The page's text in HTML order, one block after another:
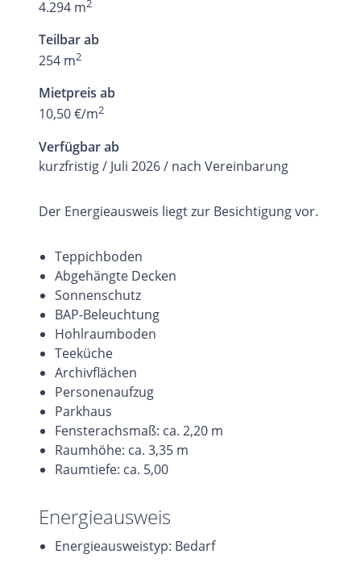
4.294 m
Teilbar ab
254 m2
Mietpreis ab
10,50 €/m2
Verfügbar ab
kurzfristig / Juli 2026 / nach Vereinbarung
Der Energieausweis liegt zur Besichtigung vor.
Teppichboden
Abgehängte Decken
Sonnenschutz
BAP-Beleuchtung
Hohlraumboden
Teeküche
Archivflächen
Personenaufzug
Parkhaus
Fensterachsmaß: ca. 2,20 m
Raumhöhe: ca. 3,35 m
Raumtiefe: ca. 5,00
Energieausweis
Energieausweistyp: Bedarf